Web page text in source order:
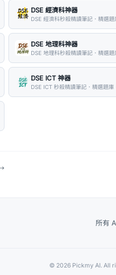
DSE 經濟科神器
DSE 經濟科秒殺精讀筆記．精選
DSE 地理科神器
DSE 地理科秒殺精讀筆記．精選
DSE ICT 神器
DSE ICT 秒殺精讀筆記．精選題
所有
© 2026 Pickmy AI. All